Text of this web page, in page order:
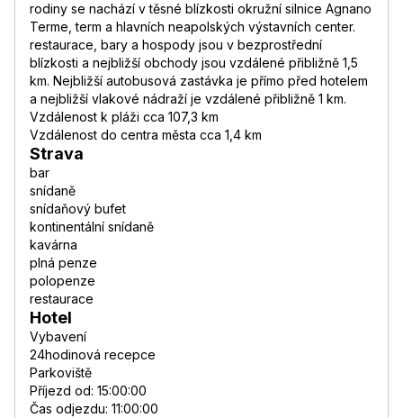
rodiny se nachází v těsné blízkosti okružní silnice Agnano
Terme, term a hlavních neapolských výstavních center.
restaurace, bary a hospody jsou v bezprostřední
blízkosti a nejbližší obchody jsou vzdálené přibližně 1,5
km. Nejbližší autobusová zastávka je přímo před hotelem
a nejbližší vlakové nádraží je vzdálené přibližně 1 km.
Vzdálenost k pláži cca 107,3 km
Vzdálenost do centra města cca 1,4 km
Strava
bar
snídaně
snídaňový bufet
kontinentální snídaně
kavárna
plná penze
polopenze
restaurace
Hotel
Vybavení
24hodinová recepce
Parkoviště
Příjezd od: 15:00:00
Čas odjezdu: 11:00:00